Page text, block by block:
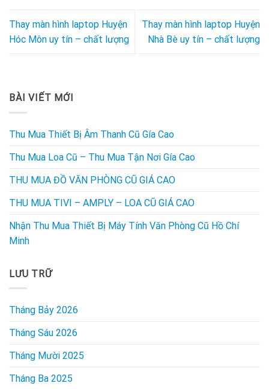
Thay màn hình laptop Huyện
Hóc Môn uy tín – chất lượng
Thay màn hình laptop Huyện
Nhà Bè uy tín – chất lượng
BÀI VIẾT MỚI
Thu Mua Thiết Bị Âm Thanh Cũ Gía Cao
Thu Mua Loa Cũ – Thu Mua Tận Nơi Gía Cao
THU MUA ĐỒ VĂN PHÒNG CŨ GIÁ CAO
THU MUA TIVI – AMPLY – LOA CŨ GIÁ CAO
Nhận Thu Mua Thiết Bị Máy Tính Văn Phòng Cũ Hồ Chí
Minh
LƯU TRỮ
Tháng Bảy 2026
Tháng Sáu 2026
Tháng Mười 2025
Tháng Ba 2025